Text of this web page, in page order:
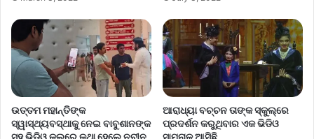
ଉତ୍ତମ ମହାନ୍ତିଙ୍କ
ସ୍ୱାସ୍ଥ୍ୟବସ୍ଥାକୁ ନେଇ ବାବୁଶାନଙ୍କ
ଆରାଧ୍ୟା ବଚ୍ଚନ ତାଙ୍କ ସ୍କୁଲ୍‌ରେ
ପ୍ରଦର୍ଶନ କରୁଥିବାର ଏକ ଭିଡିଓ